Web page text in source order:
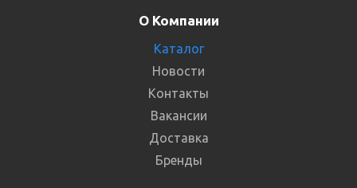
О Компании
Каталог
Новости
Контакты
Вакансии
Доставка
Бренды